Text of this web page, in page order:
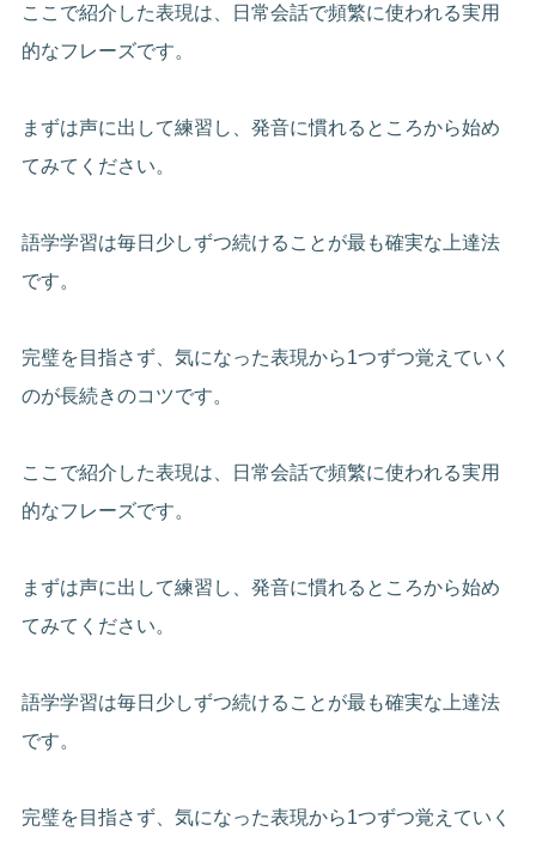
ここで紹介した表現は、日常会話で頻繁に使われる実用
的なフレーズです。
まずは声に出して練習し、発音に慣れるところから始め
てみてください。
語学学習は毎日少しずつ続けることが最も確実な上達法
です。
完璧を目指さず、気になった表現から1つずつ覚えていく
のが長続きのコツです。
ここで紹介した表現は、日常会話で頻繁に使われる実用
的なフレーズです。
まずは声に出して練習し、発音に慣れるところから始め
てみてください。
語学学習は毎日少しずつ続けることが最も確実な上達法
です。
完璧を目指さず、気になった表現から1つずつ覚えていく